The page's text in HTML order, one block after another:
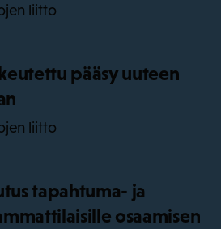
liitto
pääsy uuteen
liitto
tapahtuma- ja
osaamisen